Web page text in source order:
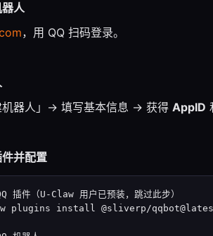
人
，用 QQ 扫码登录。
机器人」→ 填写基本信息 → 获得 AppID
并配置
插件（U-Claw 用户已预装，跳过此步）
plugins install @sliverp/